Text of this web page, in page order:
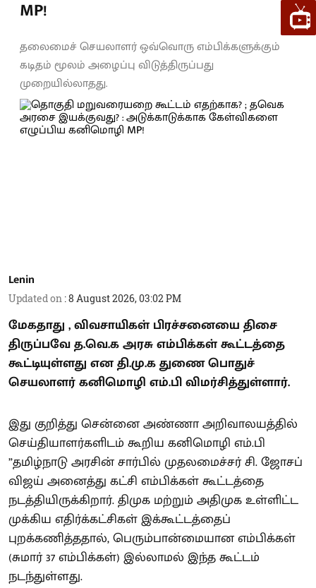
MP!
தலைமைச் செயலாளர் ஒவ்வொரு எம்பிக்களுக்கும்
கடிதம் மூலம் அழைப்பு விடுத்திருப்பது
முறையில்லாதது.
Lenin
Updated on :8 August 2026, 03:02 PM
மேகதாது , விவசாயிகள் பிரச்சனையை திசை
திருப்பவே த.வெ.க அரசு எம்பிக்கள் கூட்டத்தை
கூட்டியுள்ளது என தி.மு.க துணை பொதுச்
செயலாளர் கனிமொழி எம்.பி விமர்சித்துள்ளார்.
இது குறித்து சென்னை அண்ணா அறிவாலயத்தில்
செய்தியாளர்களிடம் கூறிய கனிமொழி எம்.பி
”தமிழ்நாடு அரசின் சார்பில் முதலமைச்சர் சி. ஜோசப்
விஜய் அனைத்து கட்சி எம்பிக்கள் கூட்டத்தை
நடத்தியிருக்கிறார். திமுக மற்றும் அதிமுக உள்ளிட்ட
முக்கிய எதிர்க்கட்சிகள் இக்கூட்டத்தைப்
புறக்கணித்ததால், பெரும்பான்மையான எம்பிக்கள்
(சுமார் 37 எம்பிக்கள்) இல்லாமல் இந்த கூட்டம்
நடந்துள்ளது.